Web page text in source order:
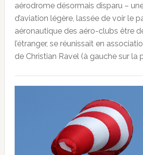
aérodrome désormais disparu –
d’aviation légère, lassée de voir le
aéronautique des aéro-clubs être
l’étranger, se réunissait en
de Christian Ravel (à gauche sur la